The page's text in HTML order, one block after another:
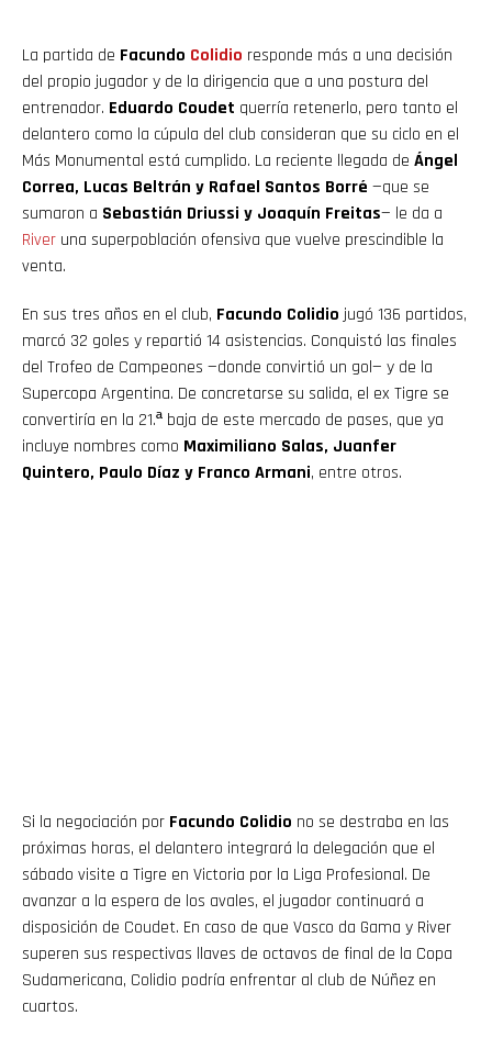
La partida de Facundo Colidio responde más a una decisión
del propio jugador y de la dirigencia que a una postura del
entrenador. Eduardo Coudet querría retenerlo, pero tanto el
delantero como la cúpula del club consideran que su ciclo en el
Más Monumental está cumplido. La reciente llegada de Ángel
Correa, Lucas Beltrán y Rafael Santos Borré —que se
sumaron a Sebastián Driussi y Joaquín Freitas— le da a
River una superpoblación ofensiva que vuelve prescindible la
venta.
En sus tres años en el club, Facundo Colidio jugó 136 partidos,
marcó 32 goles y repartió 14 asistencias. Conquistó las finales
del Trofeo de Campeones —donde convirtió un gol— y de la
Supercopa Argentina. De concretarse su salida, el ex Tigre se
convertiría en la 21.ª baja de este mercado de pases, que ya
incluye nombres como Maximiliano Salas, Juanfer
Quintero, Paulo Díaz y Franco Armani, entre otros.
Si la negociación por Facundo Colidio no se destraba en las
próximas horas, el delantero integrará la delegación que el
sábado visite a Tigre en Victoria por la Liga Profesional. De
avanzar a la espera de los avales, el jugador continuará a
disposición de Coudet. En caso de que Vasco da Gama y River
superen sus respectivas llaves de octavos de final de la Copa
Sudamericana, Colidio podría enfrentar al club de Núñez en
cuartos.